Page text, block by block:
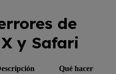
de
y Safari
Qué hacer